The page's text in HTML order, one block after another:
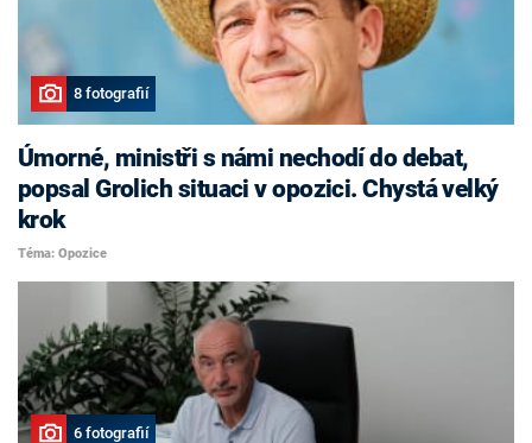
8 fotografií
Úmorné, ministři s námi nechodí do debat,
popsal Grolich situaci v opozici. Chystá velký
krok
Téma: Opozice
6 fotografií